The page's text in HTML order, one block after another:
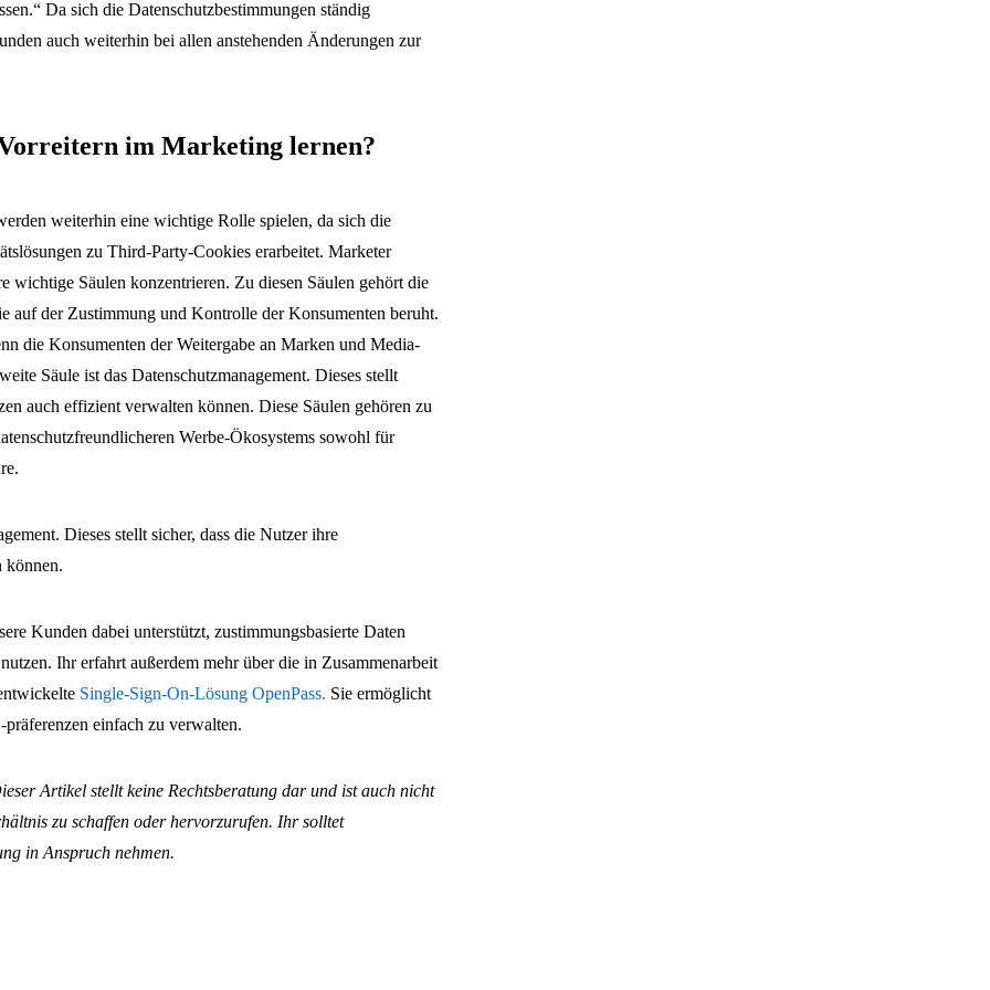
Da sich die Datenschutzbestimmungen ständig
auch weiterhin bei allen anstehenden Änderungen zur
im Marketing lernen?
weiterhin eine wichtige Rolle spielen, da sich die
zu Third-Party-Cookies erarbeitet. Marketer
wichtige Säulen konzentrieren. Zu diesen Säulen gehört die
auf der Zustimmung und Kontrolle der Konsumenten beruht.
die Konsumenten der Weitergabe an Marken und Media-
Säule ist das Datenschutzmanagement. Dieses stellt
auch effizient verwalten können. Diese Säulen gehören zu
Werbe-Ökosystems sowohl für
Dieses stellt sicher, dass die Nutzer ihre
können.
Kunden dabei unterstützt, zustimmungsbasierte Daten
Ihr erfahrt außerdem mehr über die in Zusammenarbeit
Single-Sign-On-Lösung OpenPass. Sie ermöglicht
einfach zu verwalten.
Artikel stellt keine Rechtsberatung dar und ist auch nicht
zu schaffen oder hervorzurufen. Ihr solltet
in Anspruch nehmen.